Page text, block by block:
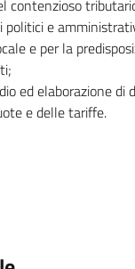
contenzioso
politici e
e per la
ed elaborazione di
e delle tariffe.